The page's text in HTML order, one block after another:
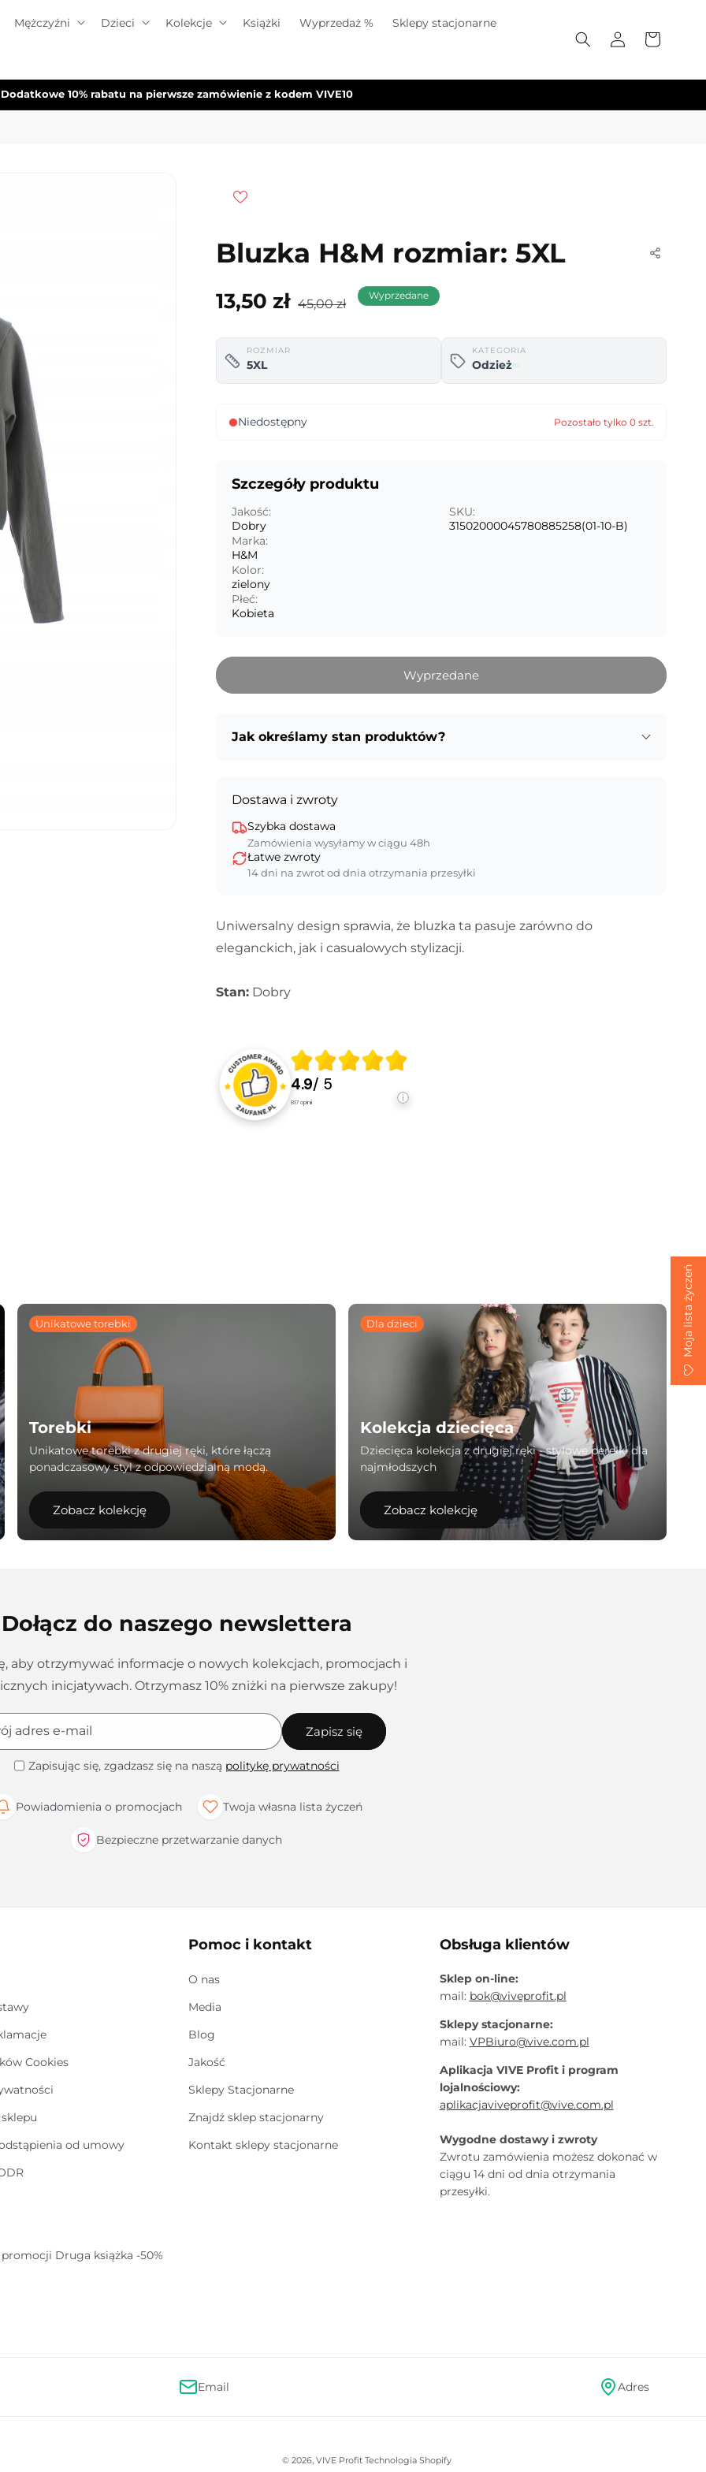
Mężczyźni Dzieci Kolekcje Książki Wyprzedaż % Sklepy stacjonarne
Zaloguj
się
Koszyk
Dodatkowe 10% rabatu na pierwsze zamówienie z kodem VIVE10
Bluzka H&M rozmiar: 5XL
Cena
13,50 zł
Cena
45,00 zł
Wyprzedane
ROZMIAR
5XL
KATEGORIA
Odzież
Niedostępny Pozostało tylko 0 szt.
Szczegóły produktu
Jakość:
Dobry
Marka:
H&M
Kolor:
zielony
Płeć:
Kobieta
SKU:
31502000045780885258(01-10-B)
Wyprzedane
Jak określamy stan produktów?
Dostawa i zwroty
Szybka dostawa
Zamówienia wysyłamy w ciągu 48h
Łatwe zwroty
14 dni na zwrot od dnia otrzymania przesyłki
Uniwersalny design sprawia, że bluzka ta pasuje zarówno do
eleganckich, jak i casualowych stylizacji.
Stan: Dobry
4.9/ 5
817 opinii
Unikatowe torebki
Torebki
Unikatowe torebki z drugiej ręki, które łączą
ponadczasowy styl z odpowiedzialną modą.
Zobacz kolekcję
Dla dzieci
Kolekcja dziecięca
Dziecięca kolekcja z drugiej ręki - stylowe perełki dla
najmłodszych
Zobacz kolekcję
Dołącz do naszego newslettera
aby otrzymywać informacje o nowych kolekcjach, promocjach i
inicjatywach. Otrzymasz 10% zniżki na pierwsze zakupy!
adres e-mail Zapisz się
Zapisując się, zgadzasz się na naszą politykę prywatności
Powiadomienia o promocjach Twoja własna lista życzeń
Bezpieczne przetwarzanie danych
Cookies
od umowy
Druga książka -50%
Pomoc i kontakt
O nas
Media
Blog
Jakość
Sklepy Stacjonarne
Znajdź sklep stacjonarny
Kontakt sklepy stacjonarne
Obsługa klientów
Sklep on-line:
mail: bok@viveprofit.pl
Sklepy stacjonarne:
mail: VPBiuro@vive.com.pl
Aplikacja VIVE Profit i program
lojalnościowy:
aplikacjaviveprofit@vive.com.pl
Wygodne dostawy i zwroty
Zwrotu zamówienia możesz dokonać w
ciągu 14 dni od dnia otrzymania
przesyłki.
Email Adres
© 2026, VIVE Profit Technologia Shopify
Moja lista życzeń